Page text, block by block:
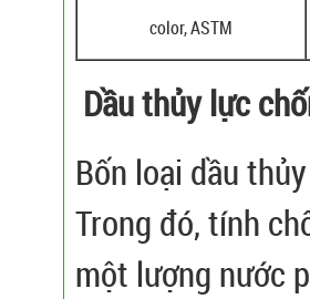
color, ASTM
Dầu thủy lực
Bốn loại dầu
Trong đó, tính
một lượng nước